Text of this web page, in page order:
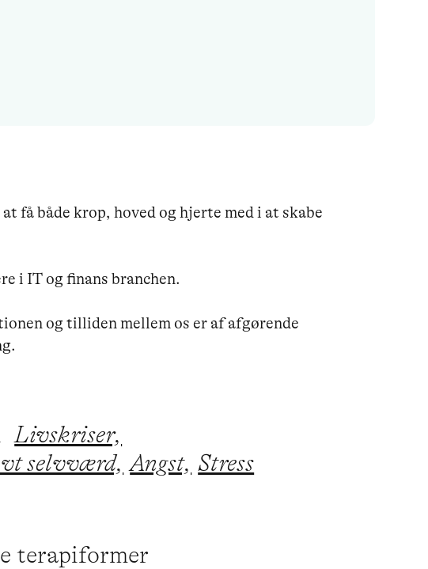
få både krop, hoved og hjerte med i at skabe
i IT og finans branchen.
og tilliden mellem os er af afgørende
Livskriser,
selvværd, Angst, Stress
terapiformer